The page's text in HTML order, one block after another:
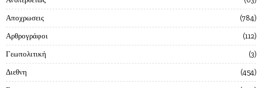
Αποχρωσεις 784
Αρθρογράφοι 112
Γεωπολιτική 3
Διεθνη 454